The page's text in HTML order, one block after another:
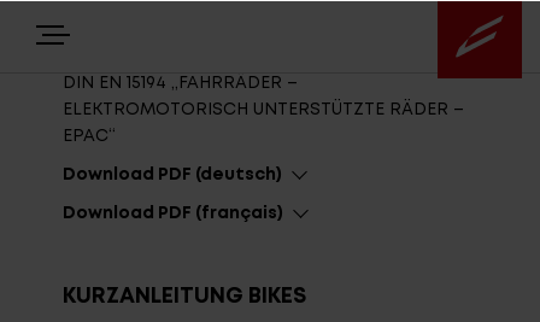
E-BIKES
NEWS
Highlights
BETRIEBSANLEITUNG EPAC
FAHRRÄDER ALLGEMEIN
DIN EN 15194 „FAHRRÄDER –
ELEKTROMOTORISCH UNTERSTÜTZTE RÄDER –
EPAC“
Download PDF (deutsch)
Download PDF (français)
KURZANLEITUNG BIKES